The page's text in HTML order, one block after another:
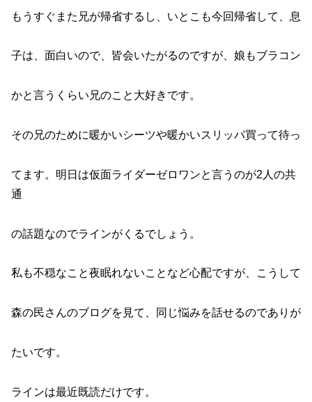
もうすぐまた兄が帰省するし、いとこも今回帰省して、息
子は、面白いので、皆会いたがるのですが、娘もブラコン
かと言うくらい兄のこと大好きです。
その兄のために暖かいシーツや暖かいスリッパ買って待っ
てます。明日は仮面ライダーゼロワンと言うのが2人の共
通
の話題なのでラインがくるでしょう。
私も不穏なこと夜眠れないことなど心配ですが、こうして
森の民さんのブログを見て、同じ悩みを話せるのでありが
たいです。
ラインは最近既読だけです。